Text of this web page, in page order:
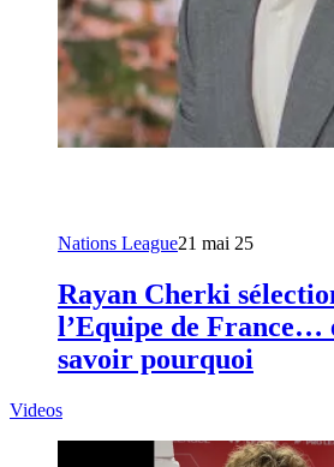
Nations League21 mai 25
Rayan Cherki
l’Equipe de France…
savoir pourquoi
Videos